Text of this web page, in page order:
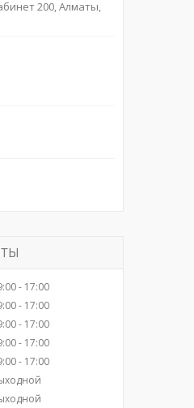
200, Алматы,
17:00
17:00
17:00
17:00
17:00